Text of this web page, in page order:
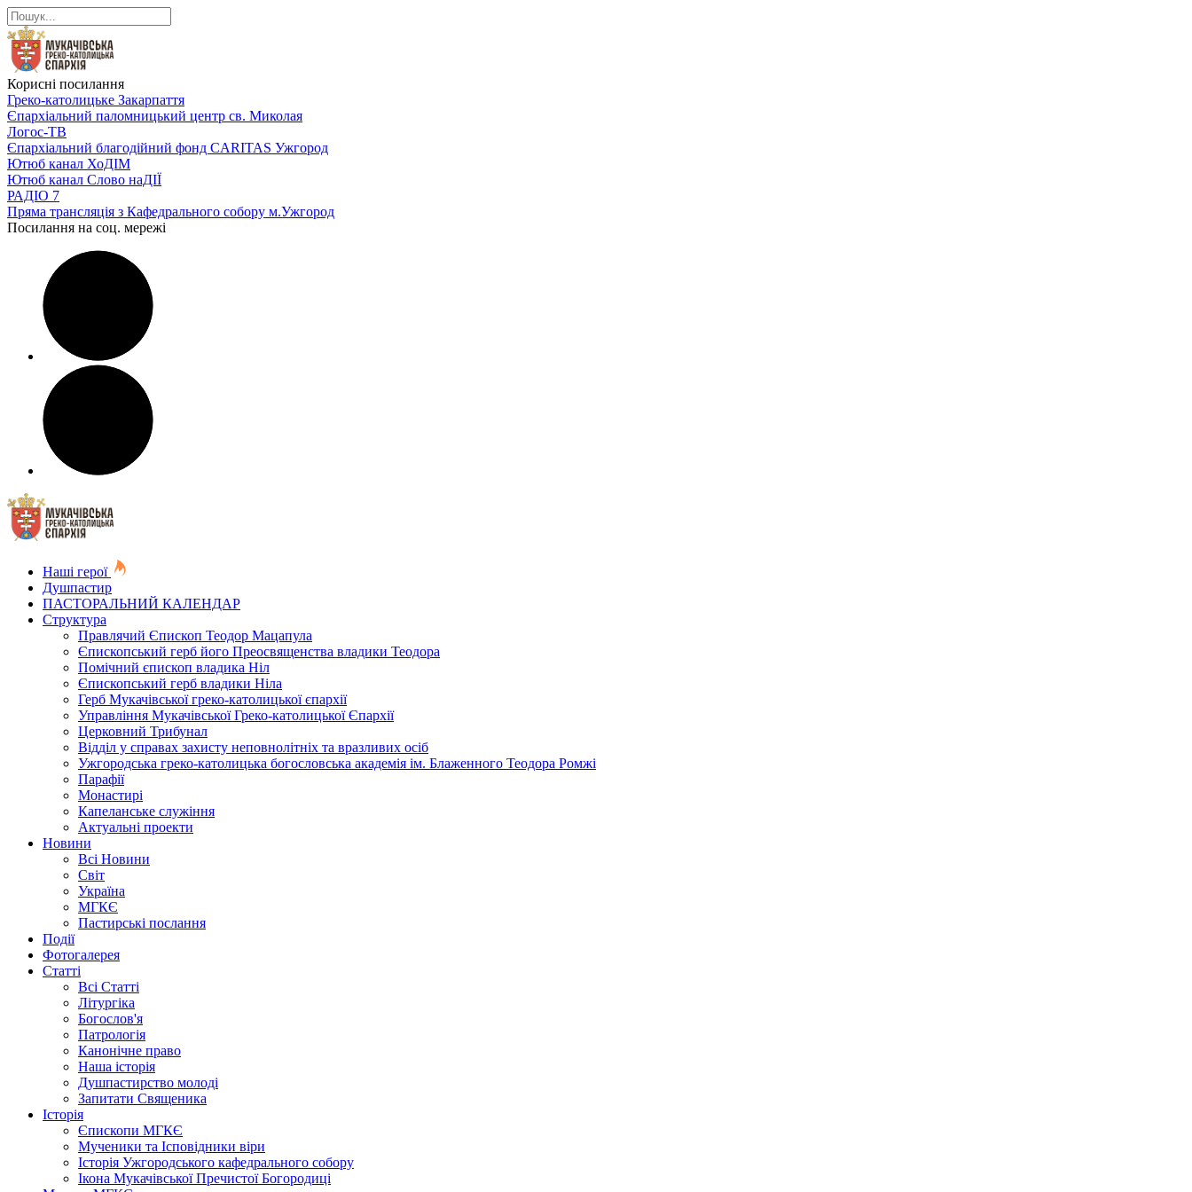
Корисні посилання
Греко-католицьке Закарпаття
Єпархіальний паломницький центр св. Миколая
Логос-ТВ
Єпархіальний благодійний фонд CARITAS Ужгород
Ютюб канал ХоДІМ
Ютюб канал Слово наДІЇ
РАДІО 7
Пряма трансляція з Кафедрального собору м.Ужгород
Посилання на соц. мережі
Наші герої
Душпастир
ПАСТОРАЛЬНИЙ КАЛЕНДАР
Структура
Правлячий Єпископ Теодор Мацапула
Єпископський герб його Преосвященства владики Теодора
Помічний єпископ владика Ніл
Єпископський герб владики Ніла
Герб Мукачівської греко-католицької єпархії
Управління Мукачівської Греко-католицької Єпархії
Церковний Трибунал
Відділ у справах захисту неповнолітніх та вразливих осіб
Ужгородська греко-католицька богословська академія ім. Блаженного Теодора Ромжі
Парафії
Монастирі
Капеланське служіння
Актуальні проекти
Новини
Всі Новини
Світ
Україна
МГКЄ
Пастирські послання
Події
Фотогалерея
Статті
Всі Статті
Літургіка
Богослов'я
Патрологія
Канонічне право
Наша історія
Душпастирство молоді
Запитати Священика
Історія
Єпископи МГКЄ
Мученики та Ісповідники віри
Історія Ужгородського кафедрального собору
Ікона Мукачівської Пречистої Богородиці